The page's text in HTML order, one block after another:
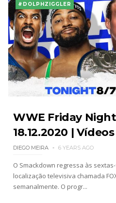
#DOLPHZIGGLER
WWE Friday
18.12.2020 |
DIEGO MEIRA 6 YEARS AGO
O Smackdown regressa às
localização televisiva chamada
semanalmente. O progr...